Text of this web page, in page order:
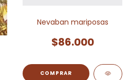
Nevaban mariposas
$86.000